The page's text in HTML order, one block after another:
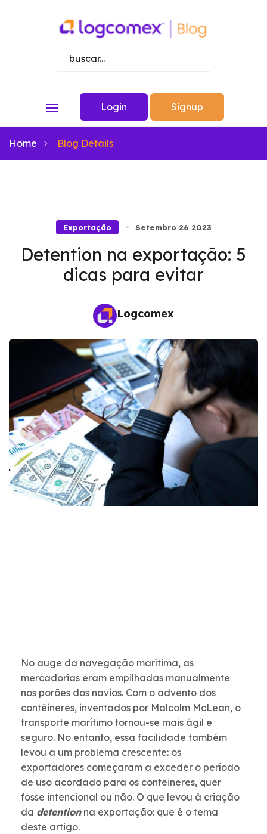
Login Signup
Home Blog Details
Exportação Setembro 26 2023
Detention na exportação: 5
dicas para evitar
Logcomex
No auge da navegação marítima, as
mercadorias eram empilhadas manualmente
nos porões dos navios. Com o advento dos
contêineres, inventados por Malcolm McLean, o
transporte marítimo tornou-se mais ágil e
seguro. No entanto, essa facilidade também
levou a um problema crescente: os
exportadores começaram a exceder o período
de uso acordado para os contêineres, quer
fosse intencional ou não. O que levou à criação
da detention na exportação: que é o tema
deste artigo.